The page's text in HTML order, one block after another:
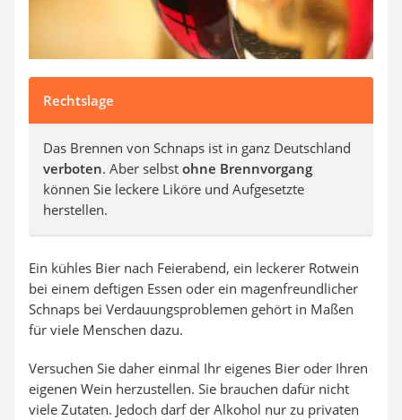
Rechtslage
Das Brennen von Schnaps ist in ganz Deutschland
verboten. Aber selbst ohne Brennvorgang
können Sie leckere Liköre und Aufgesetzte
herstellen.
Ein kühles Bier nach Feierabend, ein leckerer Rotwein
bei einem deftigen Essen oder ein magenfreundlicher
Schnaps bei Verdauungsproblemen gehört in Maßen
für viele Menschen dazu.
Versuchen Sie daher einmal Ihr eigenes Bier oder Ihren
eigenen Wein herzustellen. Sie brauchen dafür nicht
viele Zutaten. Jedoch darf der Alkohol nur zu privaten